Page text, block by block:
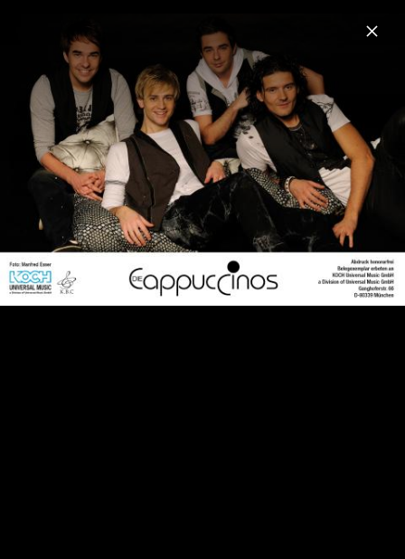
Menu
Die Cappuccinos
Home News Musik Fotos Biografie
Pressebilder 2013